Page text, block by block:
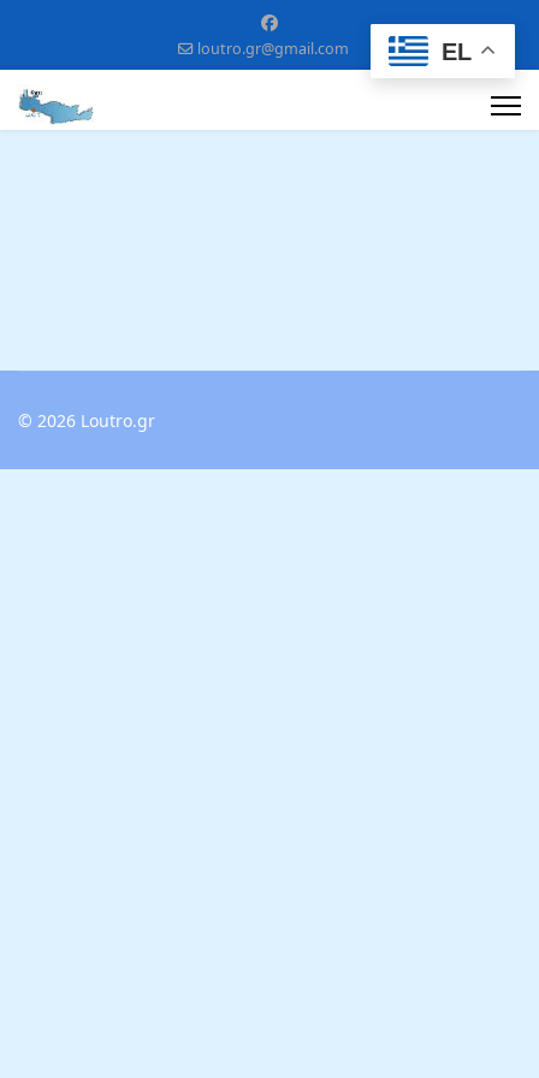
loutro.gr@gmail.com EL
© 2026 Loutro.gr